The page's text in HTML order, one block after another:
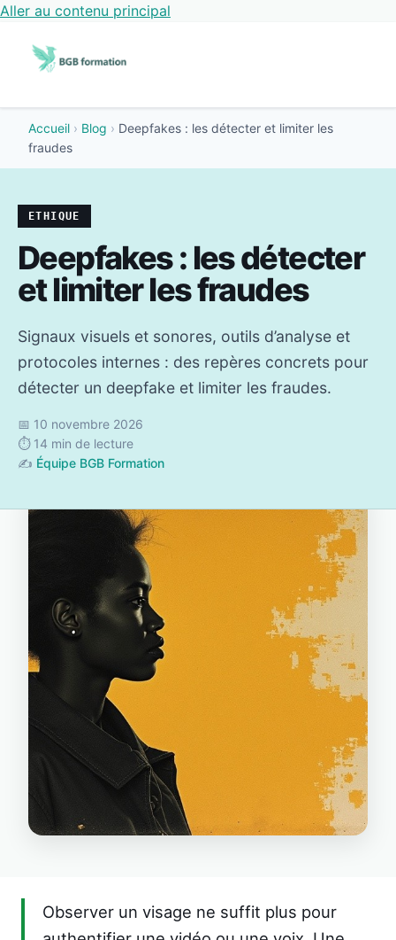
Aller au contenu principal
Accueil › Blog › Deepfakes : les détecter et limiter les
fraudes
ETHIQUE
Deepfakes : les détecter
et limiter les fraudes
Signaux visuels et sonores, outils d’analyse et
protocoles internes : des repères concrets pour
détecter un deepfake et limiter les fraudes.
📅 10 novembre 2026
⏱️ 14 min de lecture
✍️ Équipe BGB Formation
Observer un visage ne suffit plus pour